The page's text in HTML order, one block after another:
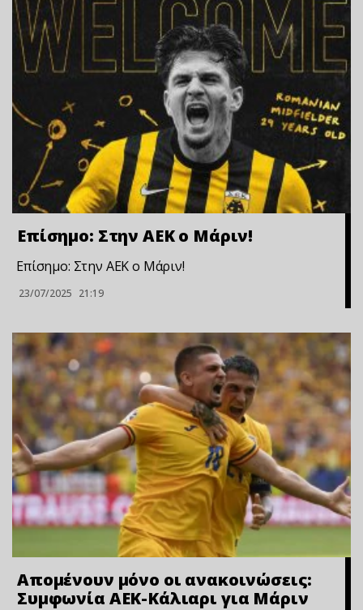
Επίσημο: Στην ΑΕΚ ο Μάριν!
Επίσημο: Στην ΑΕΚ ο Μάριν!
23/07/2025 21:19
Απομένουν μόνο οι ανακοινώσεις:
Συμφωνία ΑΕΚ-Κάλιαρι για Μάριν